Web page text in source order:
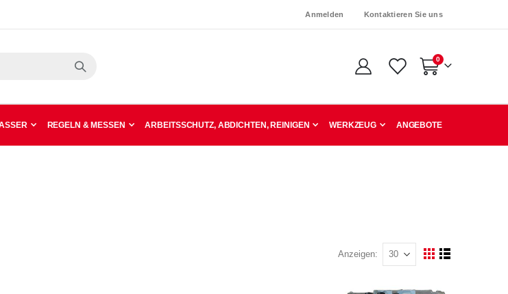
Anmelden Kontaktieren Sie uns
Warenkorb
0Artikel
REGELN & MESSEN ARBEITSSCHUTZ, ABDICHTEN, REINIGEN WERKZEUG ANGEBOTE
Anzeigen
Ansicht